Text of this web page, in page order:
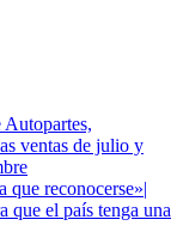
ventas de julio y
que reconocerse»|
que el país tenga una